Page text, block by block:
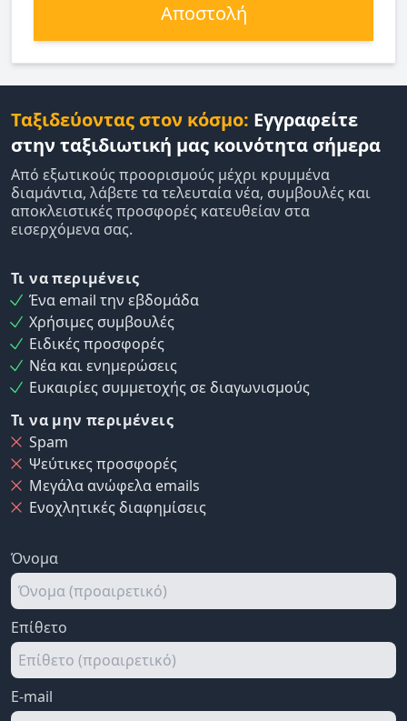
Αποστολή
Ταξιδεύοντας στον κόσμο: Εγγραφείτε
στην ταξιδιωτική μας κοινότητα σήμερα
Από εξωτικούς προορισμούς μέχρι κρυμμένα
διαμάντια, λάβετε τα τελευταία νέα, συμβουλές και
αποκλειστικές προσφορές κατευθείαν στα
εισερχόμενα σας.
Τι να περιμένεις
Ένα email την εβδομάδα
Χρήσιμες συμβουλές
Ειδικές προσφορές
Νέα και ενημερώσεις
Ευκαιρίες συμμετοχής σε διαγωνισμούς
Τι να μην περιμένεις
Spam
Ψεύτικες προσφορές
Μεγάλα ανώφελα emails
Ενοχλητικές διαφημίσεις
Όνομα
Επίθετο
E-mail